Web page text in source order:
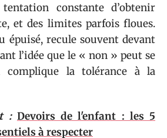
constante d’obtenir
et des limites parfois floues.
épuisé, recule souvent devant
l’idée que le « non » peut se
complique la tolérance à la
: Devoirs de l'enfant : les 5
à respecter